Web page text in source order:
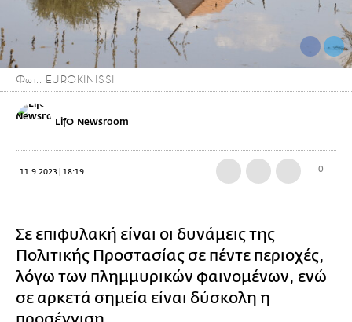
Φωτ.: EUROKINISSI
LifO Newsroom
11.9.2023 | 18:19 0
Σε επιφυλακή είναι οι δυνάμεις της
Πολιτικής Προστασίας σε πέντε περιοχές,
λόγω των πλημμυρικών φαινομένων, ενώ
σε αρκετά σημεία είναι δύσκολη η